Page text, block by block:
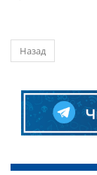
Назад